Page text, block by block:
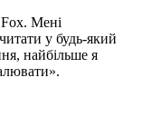
Мені
у будь-який
найбільше я